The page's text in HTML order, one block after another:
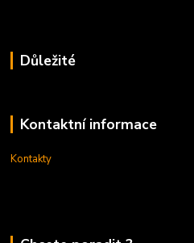
Důležité
Kontaktní informace
Kontakty